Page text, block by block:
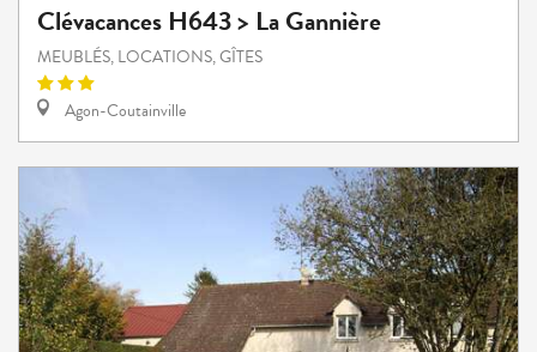
Clévacances H643 > La Gannière
MEUBLÉS, LOCATIONS, GÎTES
Agon-Coutainville